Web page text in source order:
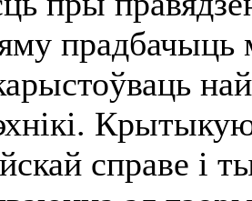
яму
справе i